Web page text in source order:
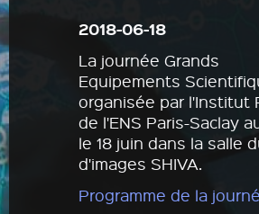
2018-06-18
La journée Grands
Equipements
organisée par l'Institut
de l'ENS Paris-Saclay
le 18 juin dans la salle
d'images SHIVA.
Programme de la